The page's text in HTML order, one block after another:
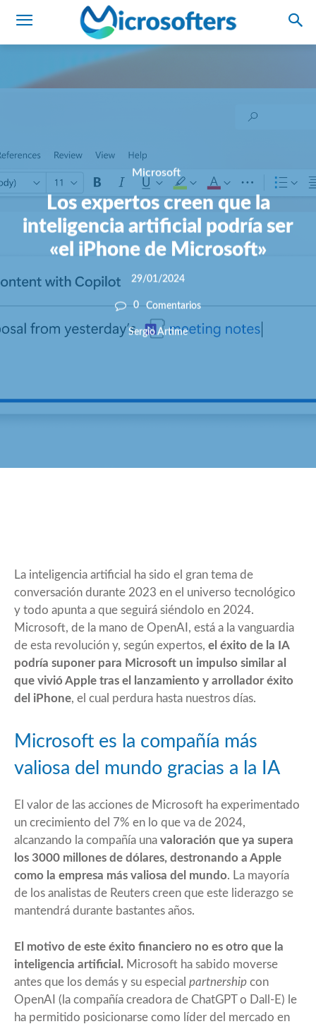
Microsoft
Los expertos creen que la
inteligencia artificial podría ser
«el iPhone de Microsoft»
29/01/2024
0 Comentarios
Sergio Artime
La inteligencia artificial ha sido el gran tema de
conversación durante 2023 en el universo tecnológico
y todo apunta a que seguirá siéndolo en 2024.
Microsoft, de la mano de OpenAI, está a la vanguardia
de esta revolución y, según expertos, el éxito de la IA
podría suponer para Microsoft un impulso similar al
que vivió Apple tras el lanzamiento y arrollador éxito
del iPhone, el cual perdura hasta nuestros días.
Microsoft es la compañía más
valiosa del mundo gracias a la IA
El valor de las acciones de Microsoft ha experimentado
un crecimiento del 7% en lo que va de 2024,
alcanzando la compañía una valoración que ya supera
los 3000 millones de dólares, destronando a Apple
como la empresa más valiosa del mundo. La mayoría
de los analistas de Reuters creen que este liderazgo se
mantendrá durante bastantes años.
El motivo de este éxito financiero no es otro que la
inteligencia artificial. Microsoft ha sabido moverse
antes que los demás y su especial partnership con
OpenAI (la compañía creadora de ChatGPT o Dall-E) le
ha permitido posicionarse como líder del mercado en